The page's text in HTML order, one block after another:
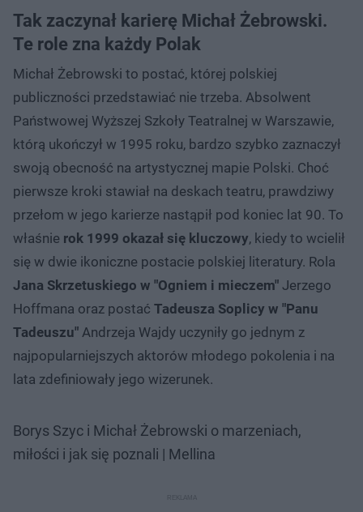
Tak zaczynał karierę Michał Żebrowski.
Te role zna każdy Polak
Michał Żebrowski to postać, której polskiej
publiczności przedstawiać nie trzeba. Absolwent
Państwowej Wyższej Szkoły Teatralnej w Warszawie,
którą ukończył w 1995 roku, bardzo szybko zaznaczył
swoją obecność na artystycznej mapie Polski. Choć
pierwsze kroki stawiał na deskach teatru, prawdziwy
przełom w jego karierze nastąpił pod koniec lat 90. To
właśnie rok 1999 okazał się kluczowy, kiedy to wcielił
się w dwie ikoniczne postacie polskiej literatury. Rola
Jana Skrzetuskiego w "Ogniem i mieczem" Jerzego
Hoffmana oraz postać Tadeusza Soplicy w "Panu
Tadeuszu" Andrzeja Wajdy uczyniły go jednym z
najpopularniejszych aktorów młodego pokolenia i na
lata zdefiniowały jego wizerunek.
Borys Szyc i Michał Żebrowski o marzeniach,
miłości i jak się poznali | Mellina